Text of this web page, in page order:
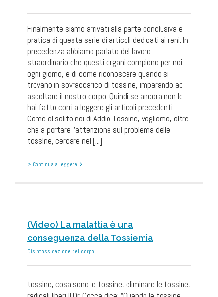
Finalmente siamo arrivati alla parte conclusiva e
pratica di questa serie di articoli dedicati ai reni. In
precedenza abbiamo parlato del lavoro
straordinario che questi organi compiono per noi
ogni giorno, e di come riconoscere quando si
trovano in sovraccarico di tossine, imparando ad
ascoltare il nostro corpo. Quindi se ancora non lo
hai fatto corri a leggere gli articoli precedenti.
Come al solito noi di Addio Tossine, vogliamo, oltre
che a portare l’attenzione sul problema delle
tossine, cercare nel [...]
> Continua a leggere
(Video) La malattia è una
conseguenza della Tossiemia
Disintossicazione del corpo
tossine, cosa sono le tossine, eliminare le tossine,